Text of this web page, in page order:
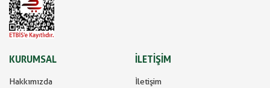
KURUMSAL
Hakkımızda
İLETİŞİM
İletişim